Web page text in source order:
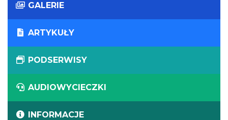
GALERIE
ARTYKUŁY
PODSERWISY
AUDIOWYCIECZKI
INFORMACJE